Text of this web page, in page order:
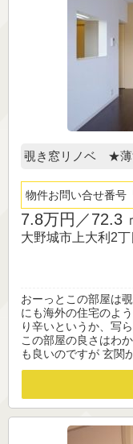
覗き窓リノベ ★薄
物件お問い合せ番号
7.8万円／72.3
大野城市上大利2丁
おーっとこの部屋は
にも海外の住宅のよ
り辛いというか、写
この部屋の良さはわ
も良いのですが 玄関